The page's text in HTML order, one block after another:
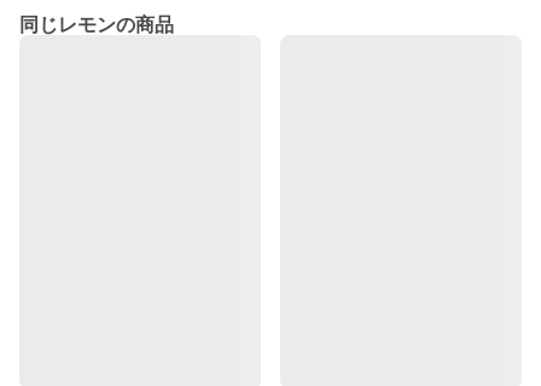
同じレモンの商品